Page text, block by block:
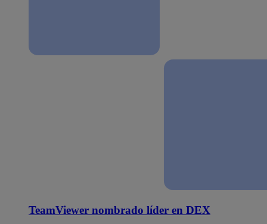
TeamViewer nombrado líder en DEX